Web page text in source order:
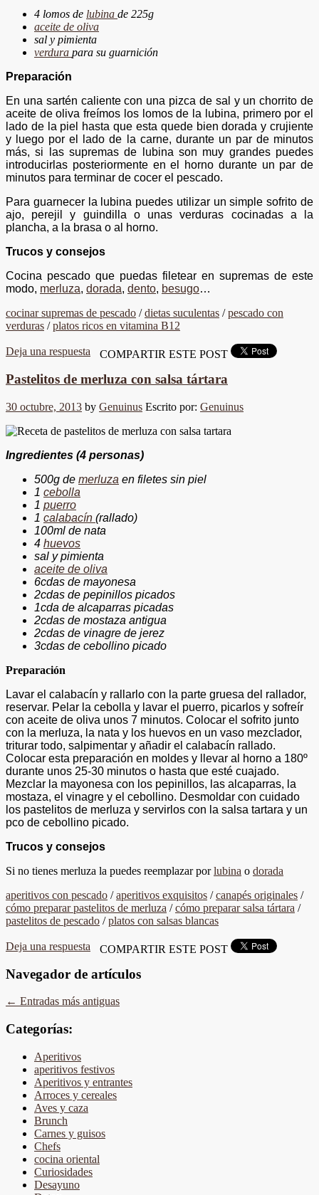
4 lomos de lubina de 225g
aceite de oliva
sal y pimienta
verdura para su guarnición
Preparación
En una sartén caliente con una pizca de sal y un chorrito de
aceite de oliva freímos los lomos de la lubina, primero por el
lado de la piel hasta que esta quede bien dorada y crujiente
y luego por el lado de la carne, durante un par de minutos
más, si las supremas de lubina son muy grandes puedes
introducirlas posteriormente en el horno durante un par de
minutos para terminar de cocer el pescado.
Para guarnecer la lubina puedes utilizar un simple sofrito de
ajo, perejil y guindilla o unas verduras cocinadas a la
plancha, a la brasa o al horno.
Trucos y consejos
Cocina pescado que puedas filetear en supremas de este
modo, merluza, dorada, dento, besugo…
cocinar supremas de pescado /dietas suculentas /pescado con
verduras /platos ricos en vitamina B12
Deja una respuesta COMPARTIR ESTE POST
Pastelitos de merluza con salsa tártara
30 octubre, 2013 by Genuinus Escrito por: Genuinus
Ingredientes (4 personas)
500g de merluza en filetes sin piel
1 cebolla
1 puerro
1 calabacín (rallado)
100ml de nata
4 huevos
sal y pimienta
aceite de oliva
6cdas de mayonesa
2cdas de pepinillos picados
1cda de alcaparras picadas
2cdas de mostaza antigua
2cdas de vinagre de jerez
3cdas de cebollino picado
Preparación
Lavar el calabacín y rallarlo con la parte gruesa del rallador,
reservar. Pelar la cebolla y lavar el puerro, picarlos y sofreír
con aceite de oliva unos 7 minutos. Colocar el sofrito junto
con la merluza, la nata y los huevos en un vaso mezclador,
triturar todo, salpimentar y añadir el calabacín rallado.
Colocar esta preparación en moldes y llevar al horno a 180º
durante unos 25-30 minutos o hasta que esté cuajado.
Mezclar la mayonesa con los pepinillos, las alcaparras, la
mostaza, el vinagre y el cebollino. Desmoldar con cuidado
los pastelitos de merluza y servirlos con la salsa tartara y un
pco de cebollino picado.
Trucos y consejos
Si no tienes merluza la puedes reemplazar porlubina o dorada
aperitivos con pescado /aperitivos exquisitos /canapés originales /
cómo preparar pastelitos de merluza /cómo preparar salsa tártara /
pastelitos de pescado /platos con salsas blancas
Deja una respuesta COMPARTIR ESTE POST
Navegador de artículos
← Entradas más antiguas
Categorías:
Aperitivos
aperitivos festivos
Aperitivos y entrantes
Arroces y cereales
Aves y caza
Brunch
Carnes y guisos
Chefs
cocina oriental
Curiosidades
Desayuno